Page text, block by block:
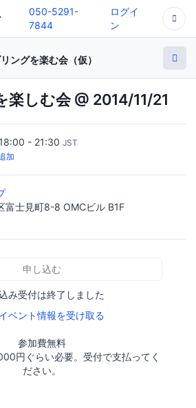
050-5291-
7844
ログイ
ン
ングを楽む会（仮）
しむ会 @ 2014/11/21
- 21:30 JST
加
富士見町8-8 OMCビル B1F
申し込む
み受付は終了しました
ベント情報を受け取る
参加費無料
円ぐらい必要。受付で支払ってく
ださい。